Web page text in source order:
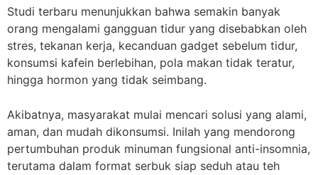
Studi terbaru menunjukkan bahwa semakin banyak
orang mengalami gangguan tidur yang disebabkan oleh
stres, tekanan kerja, kecanduan gadget sebelum tidur,
konsumsi kafein berlebihan, pola makan tidak teratur,
hingga hormon yang tidak seimbang.
Akibatnya, masyarakat mulai mencari solusi yang alami,
aman, dan mudah dikonsumsi. Inilah yang mendorong
pertumbuhan produk minuman fungsional anti-insomnia,
terutama dalam format serbuk siap seduh atau teh